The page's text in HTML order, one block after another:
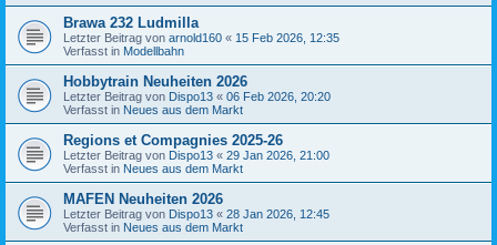
Brawa 232 Ludmilla
Letzter Beitrag von arnold160 « 15 Feb 2026, 12:35
Verfasst in Modellbahn
Hobbytrain Neuheiten 2026
Letzter Beitrag von Dispo13 « 06 Feb 2026, 20:20
Verfasst in Neues aus dem Markt
Regions et Compagnies 2025-26
Letzter Beitrag von Dispo13 « 29 Jan 2026, 21:00
Verfasst in Neues aus dem Markt
MAFEN Neuheiten 2026
Letzter Beitrag von Dispo13 « 28 Jan 2026, 12:45
Verfasst in Neues aus dem Markt